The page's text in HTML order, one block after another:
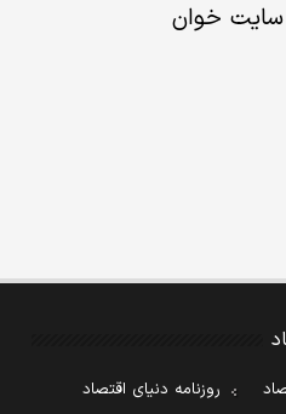
سایت خوان
روزنامه دنیای اقتصاد